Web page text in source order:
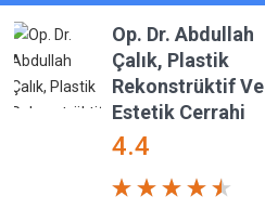
Op. Dr. Abdullah
Çalık, Plastik
Rekonstrüktif Ve
Estetik Cerrahi
4.4